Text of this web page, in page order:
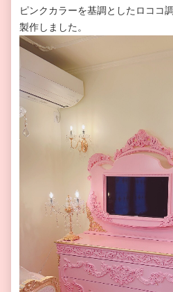
ピンクカラーを基調としたロココ
製作しました。